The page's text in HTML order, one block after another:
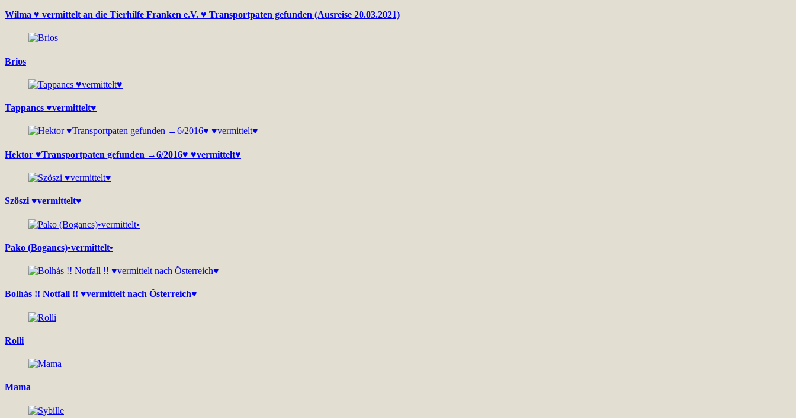
Wilma ♥ vermittelt an die Tierhilfe Franken e.V. ♥ Transportpaten gefunden (Ausreise 20.03.2021)
Brios
Tappancs ♥vermittelt♥
Hektor ♥Transportpaten gefunden →6/2016♥ ♥vermittelt♥
Szöszi ♥vermittelt♥
Pako (Bogancs)•vermittelt•
Bolhás !! Notfall !! ♥vermittelt nach Österreich♥
Rolli
Mama